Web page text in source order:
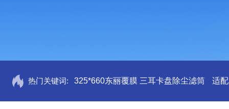
热门关键词: 325*660东丽覆膜 三耳卡盘除尘滤筒 适